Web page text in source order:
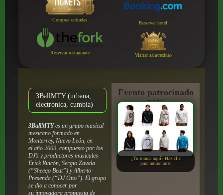
Comprar entradas
Reservar hotel
Reservar restaurante Visitar sala/recinto
3BallMTY (urbana,
electrónica, cumbia)
3BallMTYes un grupo musical
mexicano formado en
Monterrey, Nuevo León, en
el año 2009, compuesto por los
DJ’s y productores musicales
Erick Rincón, Sergio Zavala
(“Sheeqo Beat”) y Alberto
Presenda (“DJ Otto”). El grupo
se dio a conocer por
su innovadora propuesta de
Evento patrocinado
por:
¿Tu marca aquí? Haz clic
para anunciarte.